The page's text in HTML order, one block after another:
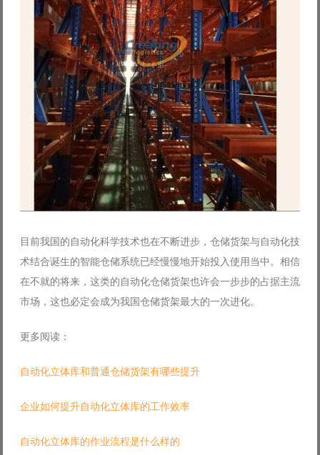
目前我国的自动化科学技术也在不断进步，仓储货架与自动化技
术结合诞生的智能仓储系统已经慢慢地开始投入使用当中。相信
在不就的将来，这类的自动化仓储货架也许会一步步的占据主流
市场，这也必定会成为我国仓储货架最大的一次进化。
更多阅读：
自动化立体库和普通仓储货架有哪些提升
企业如何提升自动化立体库的工作效率
自动化立体库的作业流程是什么样的